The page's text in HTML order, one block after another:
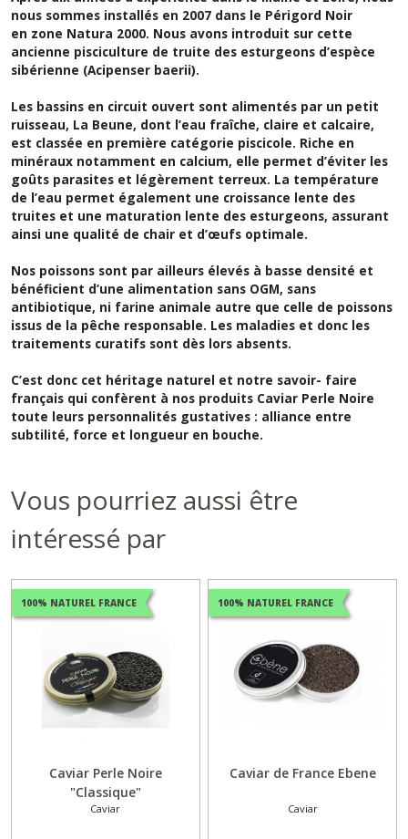
nous sommes installés en 2007 dans le Périgord Noir
en zone Natura 2000. Nous avons introduit sur cette
ancienne pisciculture de truite des esturgeons d’espèce
sibérienne (Acipenser baerii).
Les bassins en circuit ouvert sont alimentés par un petit
ruisseau, La Beune, dont l’eau fraîche, claire et calcaire,
est classée en première catégorie piscicole. Riche en
minéraux notamment en calcium, elle permet d’éviter les
goûts parasites et légèrement terreux. La température
de l’eau permet également une croissance lente des
truites et une maturation lente des esturgeons, assurant
ainsi une qualité de chair et d’œufs optimale.
Nos poissons sont par ailleurs élevés à basse densité et
bénéficient d’une alimentation sans OGM, sans
antibiotique, ni farine animale autre que celle de poissons
issus de la pêche responsable. Les maladies et donc les
traitements curatifs sont dès lors absents.
C’est donc cet héritage naturel et notre savoir- faire
français qui confèrent à nos produits Caviar Perle Noire
toute leurs personnalités gustatives : alliance entre
subtilité, force et longueur en bouche.
Vous pourriez aussi être
intéressé par
100% NATUREL FRANCE
Caviar Perle Noire
"Classique"
Caviar
100% NATUREL FRANCE
Caviar de France Ebene
Caviar